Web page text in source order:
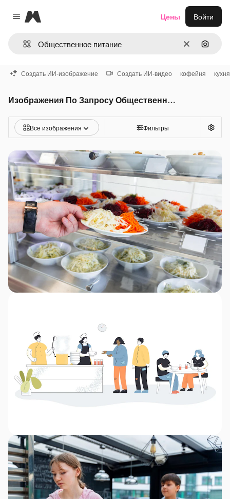
Close menu
Magnific
ОчиститьПоиск
Цены Войти
Создать ИИ-изображение Создать ИИ-видео кофейня кухня
Изображения По Запросу Общественное питание
Все изображения Фильтры